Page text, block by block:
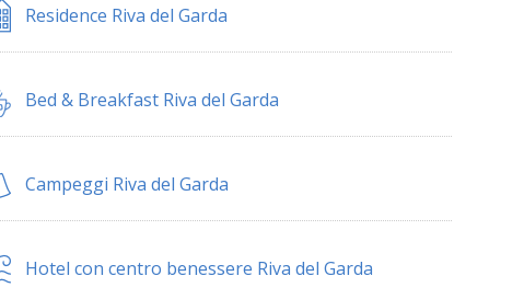
Residence Riva del Garda
Bed & Breakfast Riva del Garda
Campeggi Riva del Garda
Hotel con centro benessere Riva del Garda